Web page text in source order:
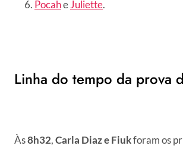
PocaheJuliette.
Linha do tempo da prova
Às8h32,Carla Diaz e Fiukforam os